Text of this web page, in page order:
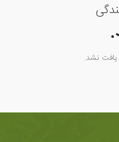
یافت نشد.